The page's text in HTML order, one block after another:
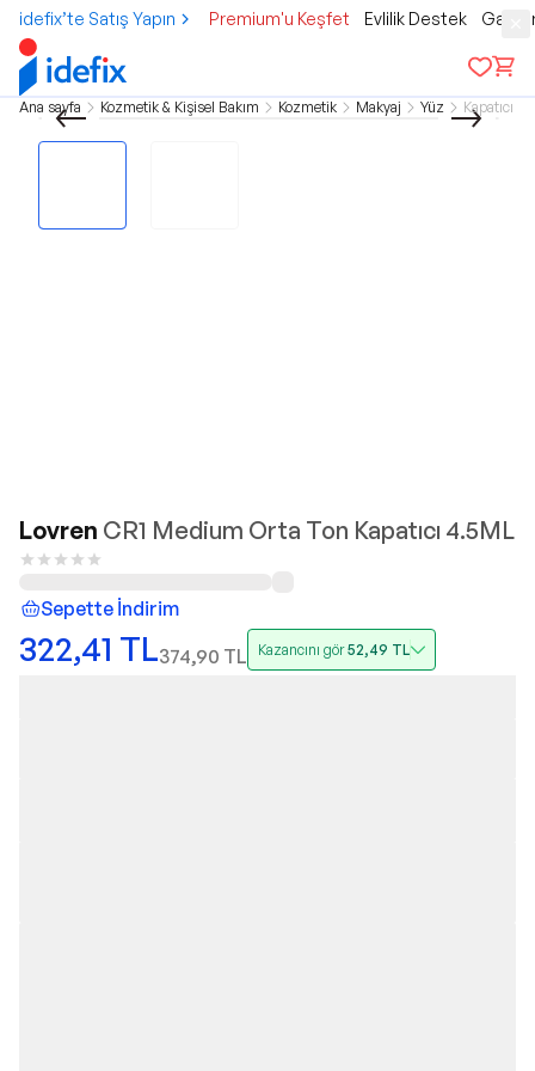
idefix’te Satış Yapın Premium'u Keşfet Evlilik Destek
Ana sayfa Kozmetik & Kişisel Bakım Kozmetik Makyaj Yüz Kapatıcı
Lovren CR1 Medium Orta Ton Kapatıcı 4.5ML
Sepette İndirim
322,41 TL374,90 TL Kazancını gör52,49 TL